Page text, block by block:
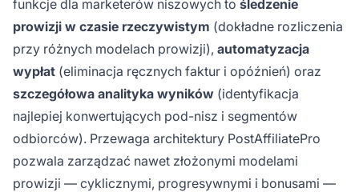
funkcje dla marketerów niszowych to śledzenie
prowizji w czasie rzeczywistym (dokładne rozliczenia
przy różnych modelach prowizji), automatyzacja
wypłat (eliminacja ręcznych faktur i opóźnień) oraz
szczegółowa analityka wyników (identyfikacja
najlepiej konwertujących pod-nisz i segmentów
odbiorców). Przewaga architektury PostAffiliatePro
pozwala zarządzać nawet złożonymi modelami
prowizji — cyklicznymi, progresywnymi i bonusami —